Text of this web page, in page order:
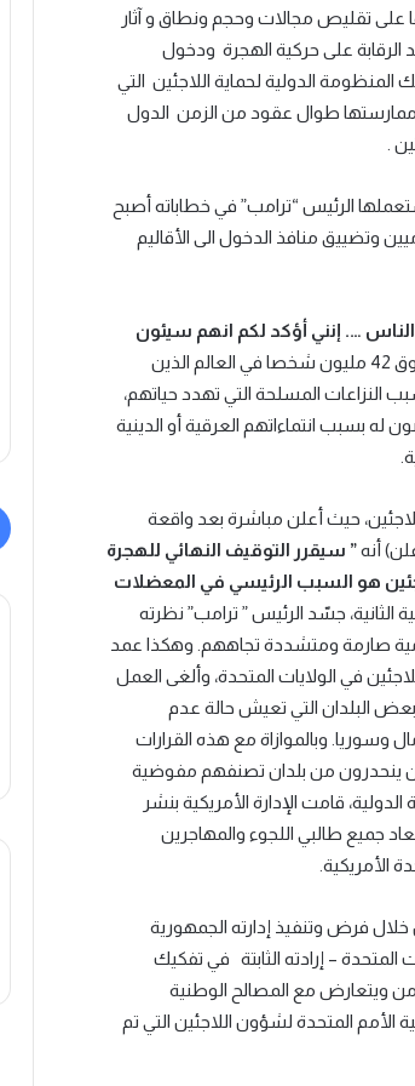
على تقليص مجالات وحجم ونطاق و آثار
الرقابة على حركية الهجرة ودخول
المنظومة الدولية لحماية اللاجئين التي
ممارستها طوال عقود من الزمن الدول
.
الرئيس “ترامب” في خطاباته أصبح
وتضييق منافذ الدخول الى الأقاليم
الناس …. إنني أؤكد لكم انهم سيئون
إن هذا التصريح يعكس بلا شك مدى احتقار الرئيس “ترامب” لما يفوق 42 مليون شخصا في العالم الذين
النزاعات المسلحة التي تهدد حياتهم،
بسبب انتماءاتهم العرقية أو الدينية
للاجئين، حيث أعلن مباشرة بعد واقعة
أنه” سيقرر التوقيف النهائي للهجرة
هو السبب الرئيسي في المعضلات
الثانية، جسّد الرئيس ” ترامب” نظرته
صارمة ومتشددة تجاههم. وهكذا عمد
اللاجئين في الولايات المتحدة، وألغى العمل
بعض البلدان التي تعيش حالة عدم
وسوريا. وبالموازاة مع هذه القرارات
ينحدرون من بلدان تصنفهم مفوضية
قامت الإدارة الأمريكية بنشر
جميع طالبي اللجوء والمهاجرين
الأمريكية.
فرض وتنفيذ إدارته الجمهورية
المتحدة – إرادته الثابتة في تفكيك
ويتعارض مع المصالح الوطنية
المتحدة لشؤون اللاجئين التي تم